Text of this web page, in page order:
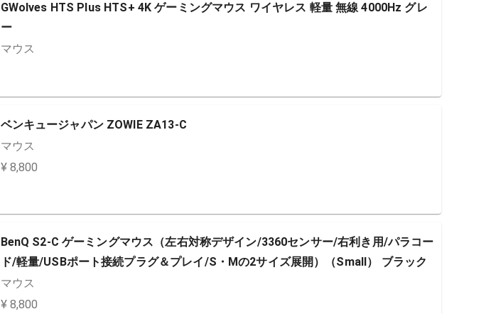
GWolves HTS Plus HTS+ 4K ゲーミングマウス ワイヤレス 軽量 無線 4000Hz グレ
ー
マウス
ベンキュージャパン ZOWIE ZA13-C
マウス
¥ 8,800
BenQ S2-C ゲーミングマウス（左右対称デザイン/3360センサー/右利き用/パラコー
ド/軽量/USBポート接続プラグ＆プレイ/S・Mの2サイズ展開）（Small） ブラック
マウス
¥ 8,800